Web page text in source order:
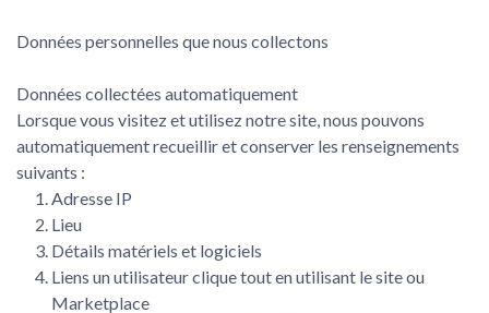
Données personnelles que nous collectons
Données collectées automatiquement
Lorsque vous visitez et utilisez notre site, nous pouvons
automatiquement recueillir et conserver les renseignements
suivants :
Adresse IP
Lieu
Détails matériels et logiciels
Liens un utilisateur clique tout en utilisant le site ou
Marketplace